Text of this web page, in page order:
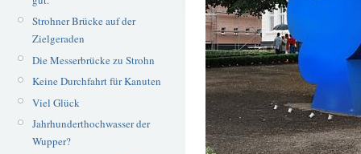
Strohner Brücke auf der
Zielgeraden
Die Messerbrücke zu Strohn
Keine Durchfahrt für Kanuten
Viel Glück
Jahrhunderthochwasser der
Wupper?